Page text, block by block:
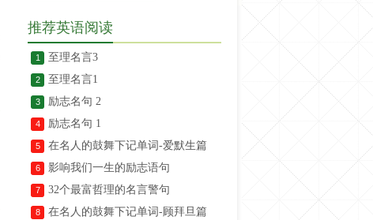
推荐英语阅读
1 至理名言3
2 至理名言1
3 励志名句 2
4 励志名句 1
5 在名人的鼓舞下记单词-爱默生篇
6 影响我们一生的励志语句
7 32个最富哲理的名言警句
8 在名人的鼓舞下记单词-顾拜旦篇